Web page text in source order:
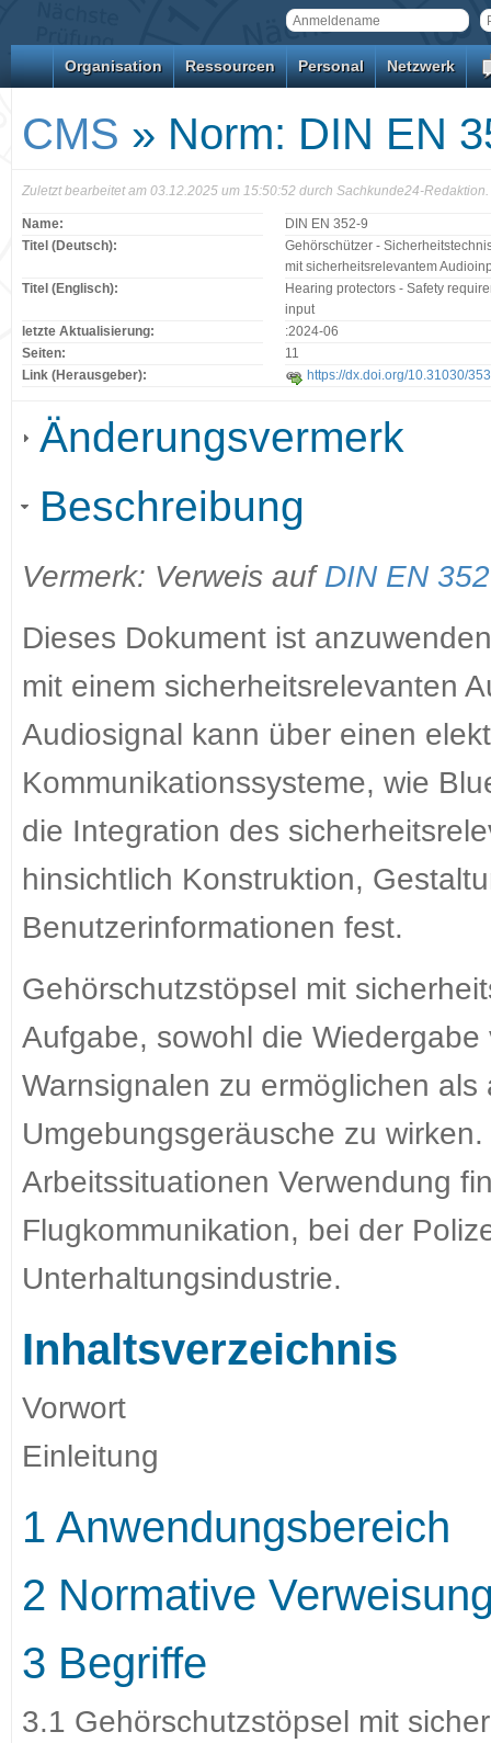
Organisation Ressourcen Personal Netzwerk
CMS » Norm: DIN EN
Zuletzt bearbeitet am 03.12.2025 um 15:50:52 durch Sachkunde24-Redaktion.
Name:
DIN EN 352-9
Titel (Deutsch):
Gehörschützer -
mit sicherheitsrelevantem
Titel (Englisch):
Hearing protectors - Safety
input
letzte Aktualisierung:
:2024-06
Seiten:
11
Link (Herausgeber):
https://dx.doi.org/10.31030/
Änderungsvermerk
Beschreibung
Vermerk: Verweis auf DIN EN
Dieses Dokument ist
mit einem sicherheitsrelevanten
Audiosignal kann über einen
Kommunikationssysteme, wie
die Integration des
hinsichtlich Konstruktion,
Benutzerinformationen fest.
Gehörschutzstöpsel mit
Aufgabe, sowohl die
Warnsignalen zu ermöglichen
Umgebungsgeräusche zu
Arbeitssituationen Verwendung
Flugkommunikation, bei der
Unterhaltungsindustrie.
Inhaltsverzeichnis
Vorwort
Einleitung
1 Anwendungsbereich
2 Normative
3 Begriffe
3.1 Gehörschutzstöpsel mit